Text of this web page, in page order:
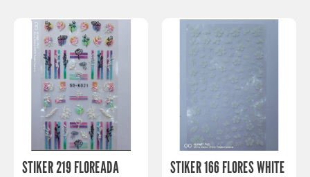
STIKER 219 FLOREADA STIKER 166 FLORES WHITE